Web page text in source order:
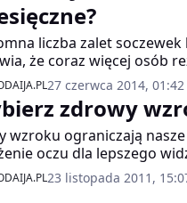
funkcjonować
dyskomfortu czy
pociąga za
liczba zalet
że coraz więcej osób
okularów na rzecz
Podjęcie decyzji o
początek, ponieważ
stoi dylemat –
czy miesięczne?
swoje plusy i minusy. W
pomoże więc analiza
27 czerwca 2014, 01:42
zdrowy
wzroku ograniczają
oczu dla lepszego
rozmytego
utrudniają nie tylko naukę
23 listopada 2011,